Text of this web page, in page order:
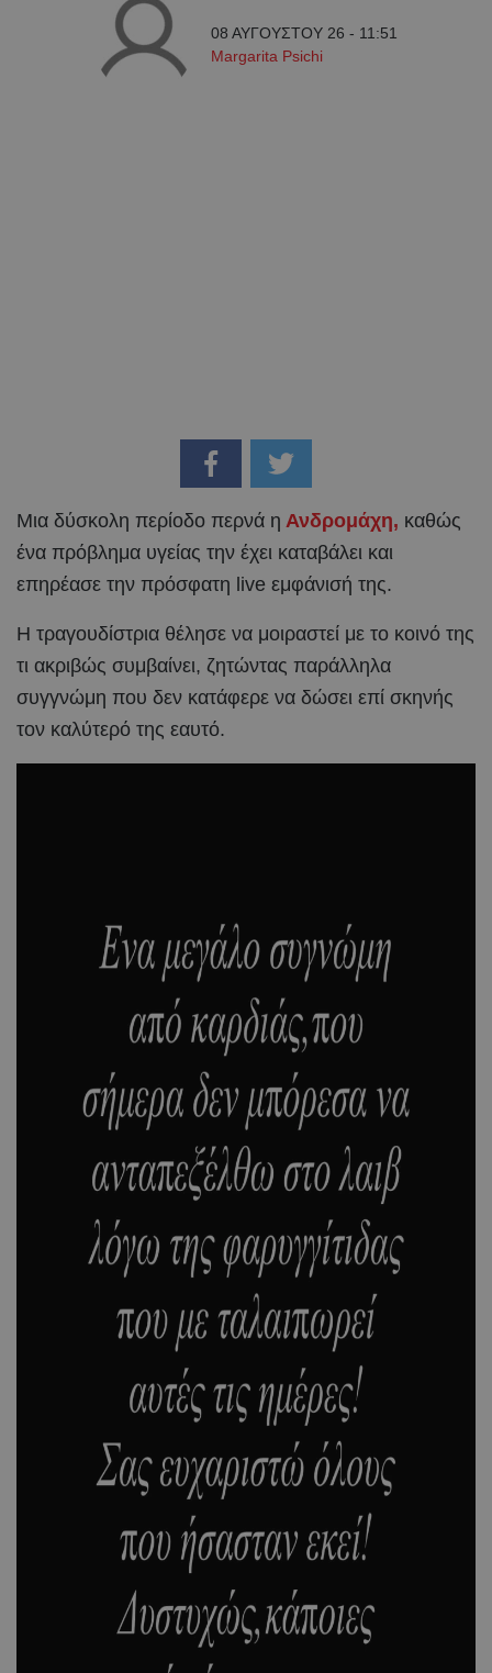
08 ΑΥΓΟΥΣΤΟΥ 26 - 11:51
Margarita Psichi
Μια δύσκολη περίοδο περνά η Ανδρομάχη, καθώς
ένα πρόβλημα υγείας την έχει καταβάλει και
επηρέασε την πρόσφατη live εμφάνισή της.
Η τραγουδίστρια θέλησε να μοιραστεί με το κοινό της
τι ακριβώς συμβαίνει, ζητώντας παράλληλα
συγγνώμη που δεν κατάφερε να δώσει επί σκηνής
τον καλύτερό της εαυτό.